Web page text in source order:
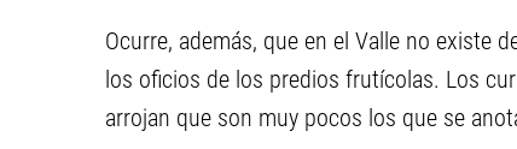
Ocurre, además, que en el Valle no existe
los oficios de los predios frutícolas. Los
arrojan que son muy pocos los que se